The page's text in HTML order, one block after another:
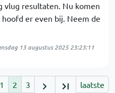
vlug resultaten. Nu komen
er even bij. Neem de
13 augustus 2025 23:23:11
1 2 3 laatste